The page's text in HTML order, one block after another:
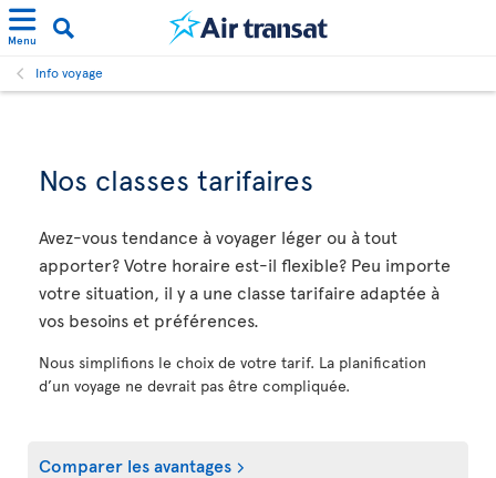
Menu
Info voyage
Nos classes tarifaires
Avez-vous tendance à voyager léger ou à tout
apporter? Votre horaire est-il flexible? Peu importe
votre situation, il y a une classe tarifaire adaptée à
vos besoins et préférences.
Nous simplifions le choix de votre tarif. La planification
d’un voyage ne devrait pas être compliquée.
Comparer les avantages